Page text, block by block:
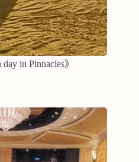
in Pinnacles》